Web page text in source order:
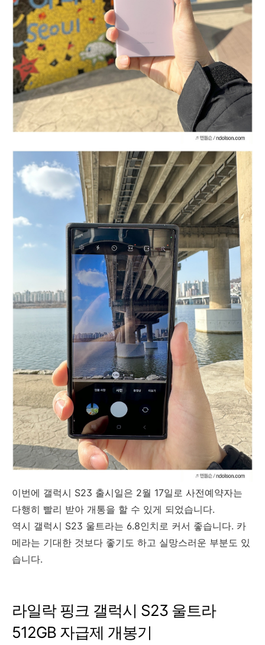
이번에 갤럭시 S23 출시일은 2월 17일로 사전예약자는
다행히 빨리 받아 개통을 할 수 있게 되었습니다.
역시 갤럭시 S23 울트라는 6.8인치로 커서 좋습니다. 카
메라는 기대한 것보다 좋기도 하고 실망스러운 부분도 있
습니다.
라일락 핑크 갤럭시 S23 울트라
512GB 자급제 개봉기